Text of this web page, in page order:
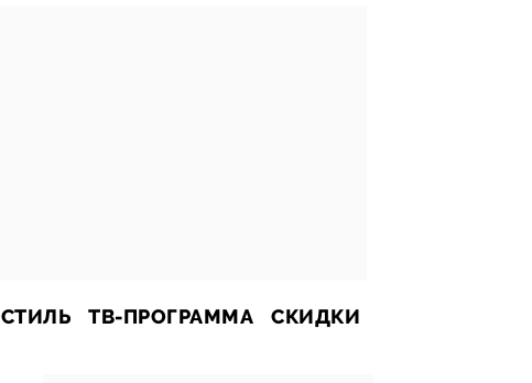
СТИЛЬ ТВ-ПРОГРАММА СКИДКИ